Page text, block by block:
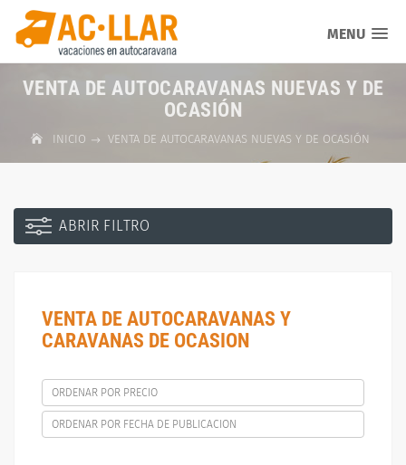
MENU
VENTA DE AUTOCARAVANAS NUEVAS Y DE
OCASIÓN
INICIO VENTA DE AUTOCARAVANAS NUEVAS Y DE OCASIÓN
ABRIR FILTRO
VENTA DE AUTOCARAVANAS Y
CARAVANAS DE OCASION
ORDENAR POR PRECIO
ORDENAR POR FECHA DE PUBLICACION